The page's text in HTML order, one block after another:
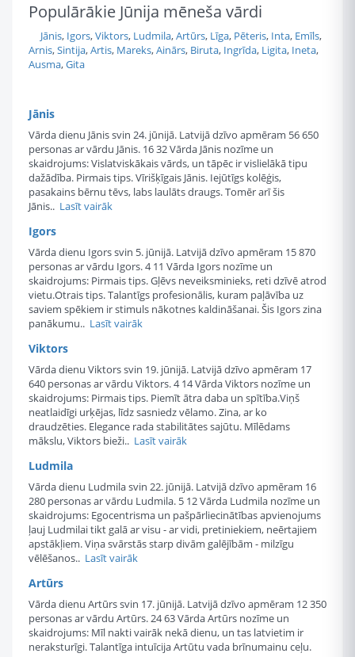
Populārākie Jūnija mēneša vārdi
Jānis, Igors,Viktors, Ludmila,Artūrs, Līga, Pēteris, Inta, Emīls,
Arnis,Sintija,Artis, Mareks,Ainārs, Biruta, Ingrīda, Ligita, Ineta,
Ausma,Gita
Jānis
Vārda dienu Jānis svin 24. jūnijā. Latvijā dzīvo apmēram 56 650
personas ar vārdu Jānis. 16 32 Vārda Jānis nozīme un
skaidrojums: Vislatviskākais vārds, un tāpēc ir vislielākā tipu
dažādība. Pirmais tips. Vīrišķīgais Jānis. Iejūtīgs kolēģis,
pasakains bērnu tēvs, labs laulāts draugs. Tomēr arī šis
Jānis.. Lasīt vairāk
Igors
Vārda dienu Igors svin 5. jūnijā. Latvijā dzīvo apmēram 15 870
personas ar vārdu Igors. 4 11 Vārda Igors nozīme un
skaidrojums: Pirmais tips. Gļēvs neveiksminieks, reti dzīvē atrod
vietu.Otrais tips. Talantīgs profesionālis, kuram paļāvība uz
saviem spēkiem ir stimuls nākotnes kaldināšanai. Šis Igors zina
panākumu.. Lasīt vairāk
Viktors
Vārda dienu Viktors svin 19. jūnijā. Latvijā dzīvo apmēram 17
640 personas ar vārdu Viktors. 4 14 Vārda Viktors nozīme un
skaidrojums: Pirmais tips. Piemīt ātra daba un spītība.Viņš
neatlaidīgi urķējas, līdz sasniedz vēlamo. Zina, ar ko
draudzēties. Elegance rada stabilitātes sajūtu. Mīlēdams
mākslu, Viktors bieži.. Lasīt vairāk
Ludmila
Vārda dienu Ludmila svin 22. jūnijā. Latvijā dzīvo apmēram 16
280 personas ar vārdu Ludmila. 5 12 Vārda Ludmila nozīme un
skaidrojums: Egocentrisma un pašpārliecinātības apvienojums
ļauj Ludmilai tikt galā ar visu - ar vidi, pretiniekiem, neērtajiem
apstākļiem. Viņa svārstās starp divām galējībām - milzīgu
vēlēšanos.. Lasīt vairāk
Artūrs
Vārda dienu Artūrs svin 17. jūnijā. Latvijā dzīvo apmēram 12 350
personas ar vārdu Artūrs. 24 63 Vārda Artūrs nozīme un
skaidrojums: Mīl nakti vairāk nekā dienu, un tas latvietim ir
neraksturīgi. Talantīga intuīcija Artūtu vada brīnumainu ceļu.